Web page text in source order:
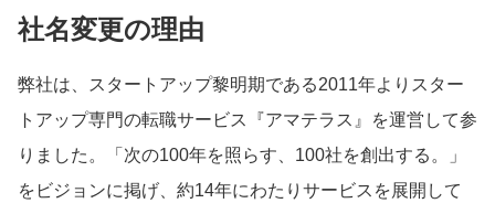
社名変更の理由
弊社は、スタートアップ黎明期である2011年よりスター
トアップ専門の転職サービス『アマテラス』を運営して参
りました。「次の100年を照らす、100社を創出する。」
をビジョンに掲げ、約14年にわたりサービスを展開して